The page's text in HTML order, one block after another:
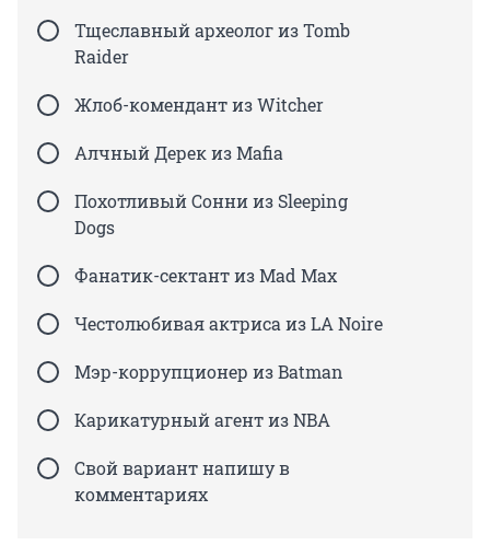
Тщеславный археолог из Tomb
Raider
Жлоб-комендант из Witcher
Алчный Дерек из Mafia
Похотливый Сонни из Sleeping
Dogs
Фанатик-сектант из Mad Max
Честолюбивая актриса из LA Noire
Мэр-коррупционер из Batman
Карикатурный агент из NBA
Свой вариант напишу в
комментариях